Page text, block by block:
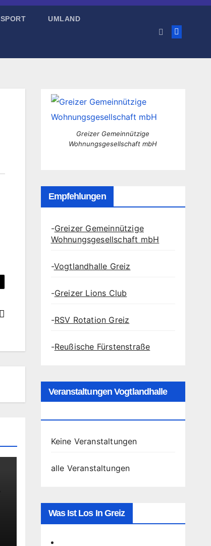
SPORT UMLAND
Greizer Gemeinnützige
Wohnungsgesellschaft mbH
Empfehlungen
-Greizer Gemeinnützige
Wohnungsgesellschaft mbH
-Vogtlandhalle Greiz
-Greizer Lions Club
-RSV Rotation Greiz
-Reußische Fürstenstraße
Veranstaltungen Vogtlandhalle
Keine Veranstaltungen
alle Veranstaltungen
Was Ist Los In Greiz